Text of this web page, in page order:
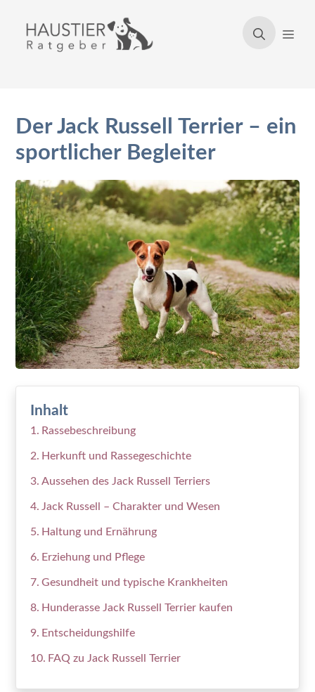
Inhalt
springen
Der Jack Russell Terrier – ein
sportlicher Begleiter
Inhalt
Rassebeschreibung
Herkunft und Rassegeschichte
Aussehen des Jack Russell Terriers
Jack Russell – Charakter und Wesen
Haltung und Ernährung
Erziehung und Pflege
Gesundheit und typische Krankheiten
Hunderasse Jack Russell Terrier kaufen
Entscheidungshilfe
FAQ zu Jack Russell Terrier